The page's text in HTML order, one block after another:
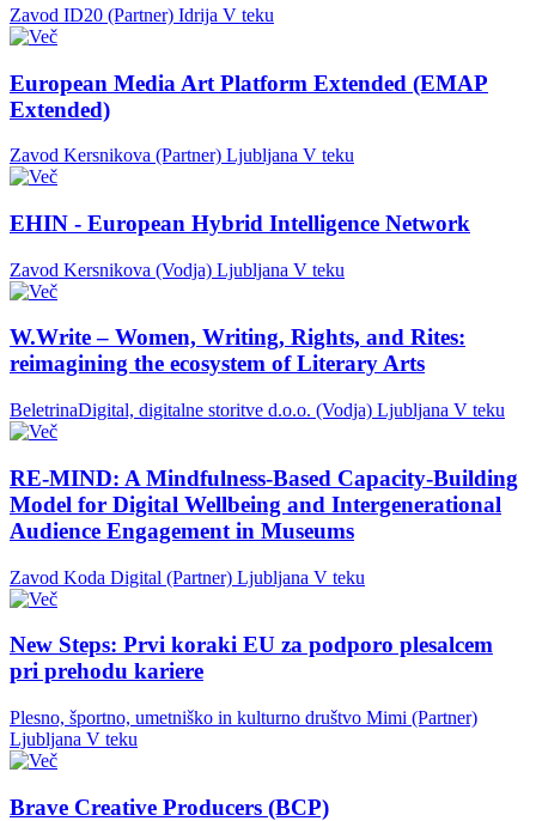
Zavod ID20 (Partner) Idrija V teku
European Media Art Platform Extended (EMAP
Extended)
Zavod Kersnikova (Partner) Ljubljana V teku
EHIN - European Hybrid Intelligence Network
Zavod Kersnikova (Vodja) Ljubljana V teku
W.Write – Women, Writing, Rights, and Rites:
reimagining the ecosystem of Literary Arts
BeletrinaDigital, digitalne storitve d.o.o. (Vodja) Ljubljana V teku
RE-MIND: A Mindfulness-Based Capacity-Building
Model for Digital Wellbeing and Intergenerational
Audience Engagement in Museums
Zavod Koda Digital (Partner) Ljubljana V teku
New Steps: Prvi koraki EU za podporo plesalcem
pri prehodu kariere
Plesno, športno, umetniško in kulturno društvo Mimi (Partner)
Ljubljana V teku
Brave Creative Producers (BCP)